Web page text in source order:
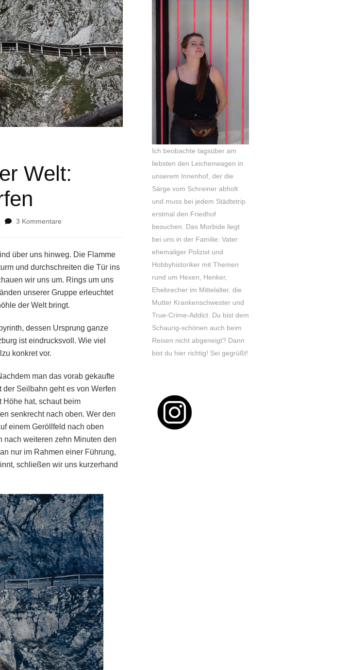
Welt:
3 Kommentare
Eishöhle
Welt:
Eisriesenwelt
Werfen
über uns hinweg. Die Flamme
und durchschreiten die Tür ins
wir uns um. Rings um uns
unserer Gruppe erleuchtet
der Welt bringt.
dessen Ursprung ganze
ist eindrucksvoll. Wie viel
konkret vor.
man das vorab gekaufte
Seilbahn geht es von Werfen
Höhe hat, schaut beim
senkrecht nach oben. Wer den
einem Geröllfeld nach oben
nach weiteren zehn Minuten den
nur im Rahmen einer Führung,
schließen wir uns kurzerhand
Ich beobachte tagsüber am
liebsten den Leichenwagen in
unserem Innenhof, der die
Särge vom Schreiner abholt
und muss bei jedem Städtetrip
erstmal den Friedhof
besuchen. Das Morbide liegt
bei uns in der Familie: Vater
ehemaliger Polizist und
Hobbyhistoriker mit Themen
rund um Hexen, Henker,
Ehebrecher im Mittelalter, die
Mutter Krankenschwester und
True-Crime-Addict. Du bist dem
Schaurig-schönen auch beim
Reisen nicht abgeneigt? Dann
bist du hier richtig! Sei gegrüßt!